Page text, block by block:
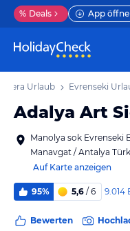
% Deals App
Urlaub Evrenseki
Adalya Art
Manolya sok Evrenseki
Manavgat / Antalya
Auf Karte anzeigen
95% 5,6 / 6 9.014
Bewerten